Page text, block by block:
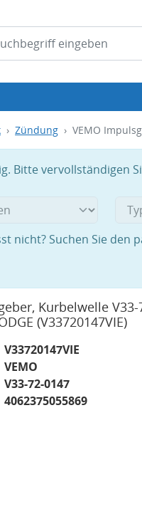
Zündung VEMO
Bitte vervollständigen
nicht? Suchen Sie den
Kurbelwelle
(V33720147VIE)
V33720147VIE
VEMO
V33-72-0147
4062375055869